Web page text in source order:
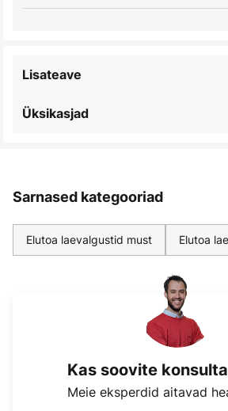
Üksikasjad
Lisateave
Sarnased kategooriad
Elutoa laevalgustid must Elutoa
Kas soovite
Meie eksperdid aitavad